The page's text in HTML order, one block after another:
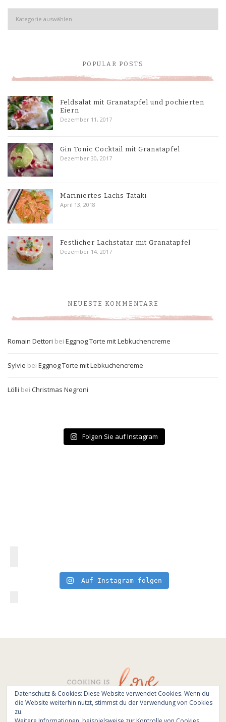
Kategorien
POPULAR POSTS
Feldsalat mit Granatapfel und pochierten
Eiern
Dezember 11, 2017
Gin Tonic Cocktail mit Granatapfel
Dezember 30, 2017
Mariniertes Lachs Tataki
April 13, 2018
Festlicher Lachstatar mit Granatapfel
Dezember 14, 2017
NEUESTE KOMMENTARE
Romain Dettori bei Eggnog Torte mit Lebkuchencreme
Sylvie bei Eggnog Torte mit Lebkuchencreme
Lölli bei Christmas Negroni
Folgen Sie auf Instagram
Auf Instagram folgen
© All Rights Reserved - Cooking is love 2017.
Datenschutz & Cookies: Diese Website verwendet Cookies. Wenn du
die Website weiterhin nutzt, stimmst du der Verwendung von Cookies
zu.